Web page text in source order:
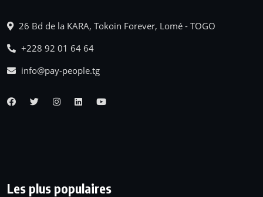
26 Bd de la KARA, Tokoin Forever, Lomé - TOGO
+228 92 01 64 64
info@pay-people.tg
Les plus populaires